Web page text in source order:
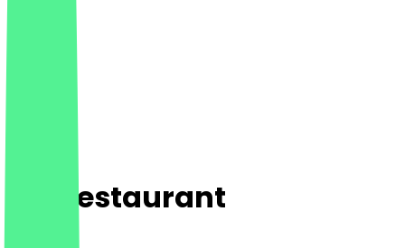
Sly Restaurant